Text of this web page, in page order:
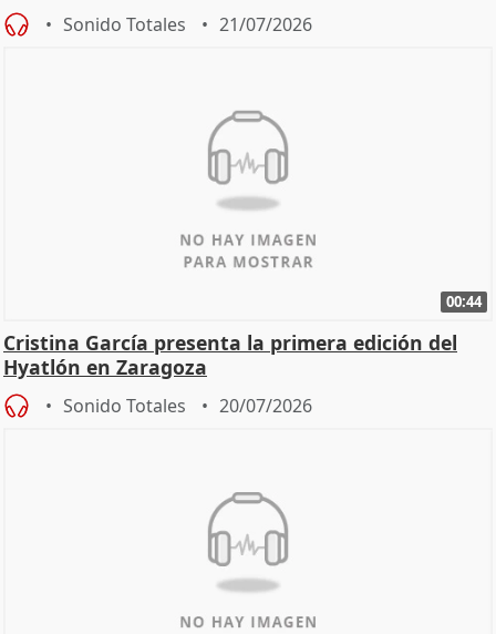
Sonido Totales 21/07/2026
00:44
Cristina García presenta la primera edición del
Hyatlón en Zaragoza
Sonido Totales 20/07/2026